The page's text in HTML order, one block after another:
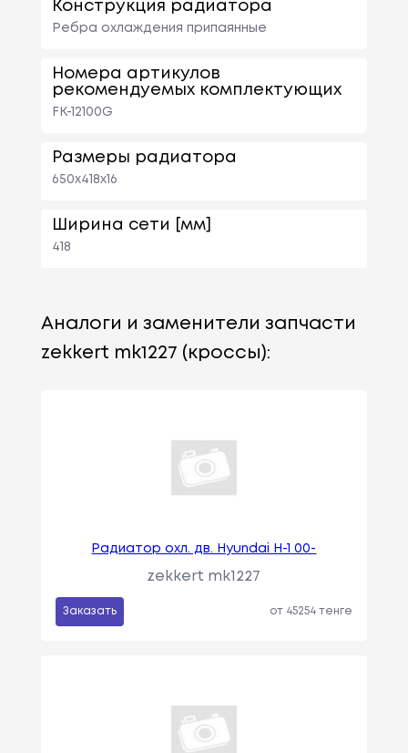
Конструкция радиатора
Ребра охлаждения припаянные
Номера артикулов
рекомендуемых комплектующих
FK-12100G
Размеры радиатора
650x418x16
Ширина сети [мм]
418
Аналоги и заменители запчасти
zekkert mk1227 (кроссы):
Радиатор охл. дв. Hyundai H-1 00-
zekkert mk1227
Заказать от 45254 тенге